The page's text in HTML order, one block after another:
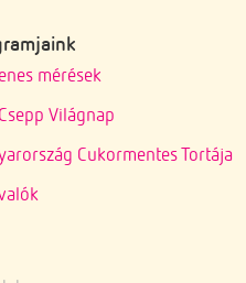
mérések
Világnap
Cukormentes Tortája